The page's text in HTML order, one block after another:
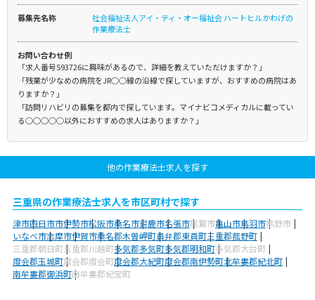
募集先名称
社会福祉法人アイ・ティ・オー福祉会 ハートヒルかわげの
作業療法士
お問い合わせ例
「求人番号593726に興味があるので、詳細を教えていただけますか？」
「残業が少なめの病院をJR○○線の沿線で探していますが、おすすめの病院はあ
りますか？」
「訪問リハビリの募集を都内で探しています。マイナビコメディカルに載ってい
る○○○○○以外におすすめの求人はありますか？」
他の作業療法士求人を探す
三重県の作業療法士求人を市区町村で探す
津市四日市市伊勢市松阪市桑名市鈴鹿市名張市尾鷲市亀山市鳥羽市熊野市
いなべ市志摩市伊賀市桑名郡木曽岬町員弁郡東員町三重郡菰野町
三重郡朝日町三重郡川越町多気郡多気町多気郡明和町多気郡大台町
度会郡玉城町度会郡度会町度会郡大紀町度会郡南伊勢町北牟婁郡紀北町
南牟婁郡御浜町南牟婁郡紀宝町